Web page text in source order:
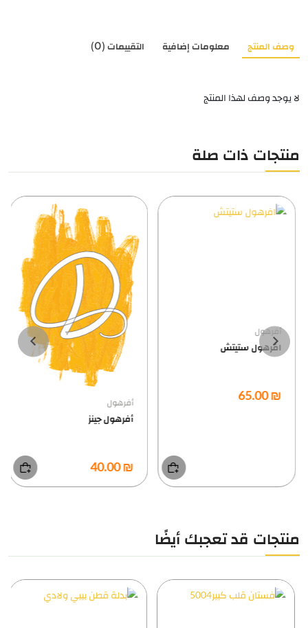
وصف المنتج معلومات إضافية التقييمات (0)
لا يوجد وصف لهذا المنتج
منتجات ذات صلة
أفرهول
افرهول ستيتش
₪ 65.00 أفرهول
أفرهول جينز
₪ 40.00
منتجات قد تعجبك أيضًا